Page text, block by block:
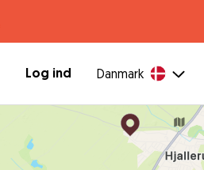
Log ind Danmark